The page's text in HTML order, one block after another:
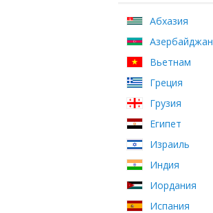
Абхазия
Азербайджан
Вьетнам
Греция
Грузия
Египет
Израиль
Индия
Иордания
Испания